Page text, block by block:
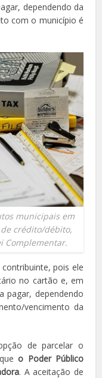
dependendo da
com o município é
municipais em
de crédito/débito,
Complementar.
pois ele
no cartão e, em
pagar, dependendo
vencimento da
de parcelar o
o Poder Público
. A aceitação de